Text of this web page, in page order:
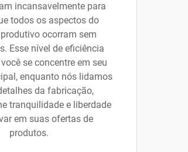
incansavelmente para
todos os aspectos do
ocorram sem
Esse nível de eficiência
se concentre em seu
enquanto nós lidamos
da fabricação,
tranquilidade e liberdade
em suas ofertas de
produtos.